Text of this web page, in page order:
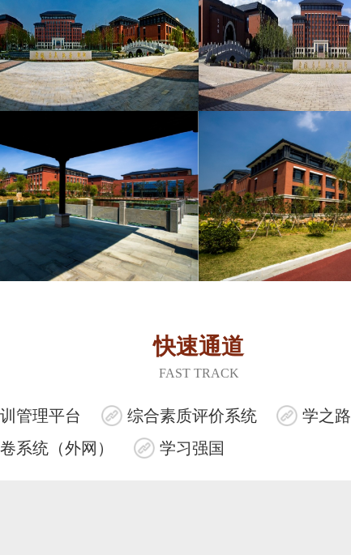
快速通道
FAST TRACK
管理平台 综合素质评价系统 学之路
系统（外网） 学习强国